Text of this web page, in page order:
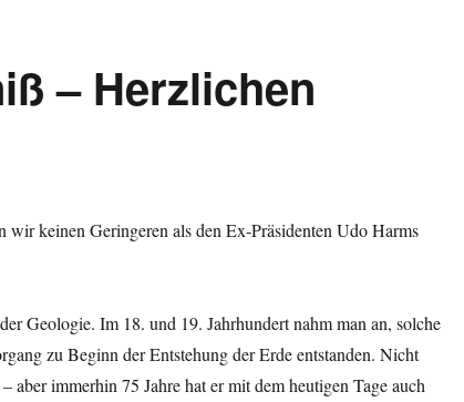
– Herzlichen
keinen Geringeren als den Ex-Präsidenten Udo Harms
Geologie. Im 18. und 19. Jahrhundert nahm man an, solche
zu Beginn der Entstehung der Erde entstanden. Nicht
aber immerhin 75 Jahre hat er mit dem heutigen Tage auch